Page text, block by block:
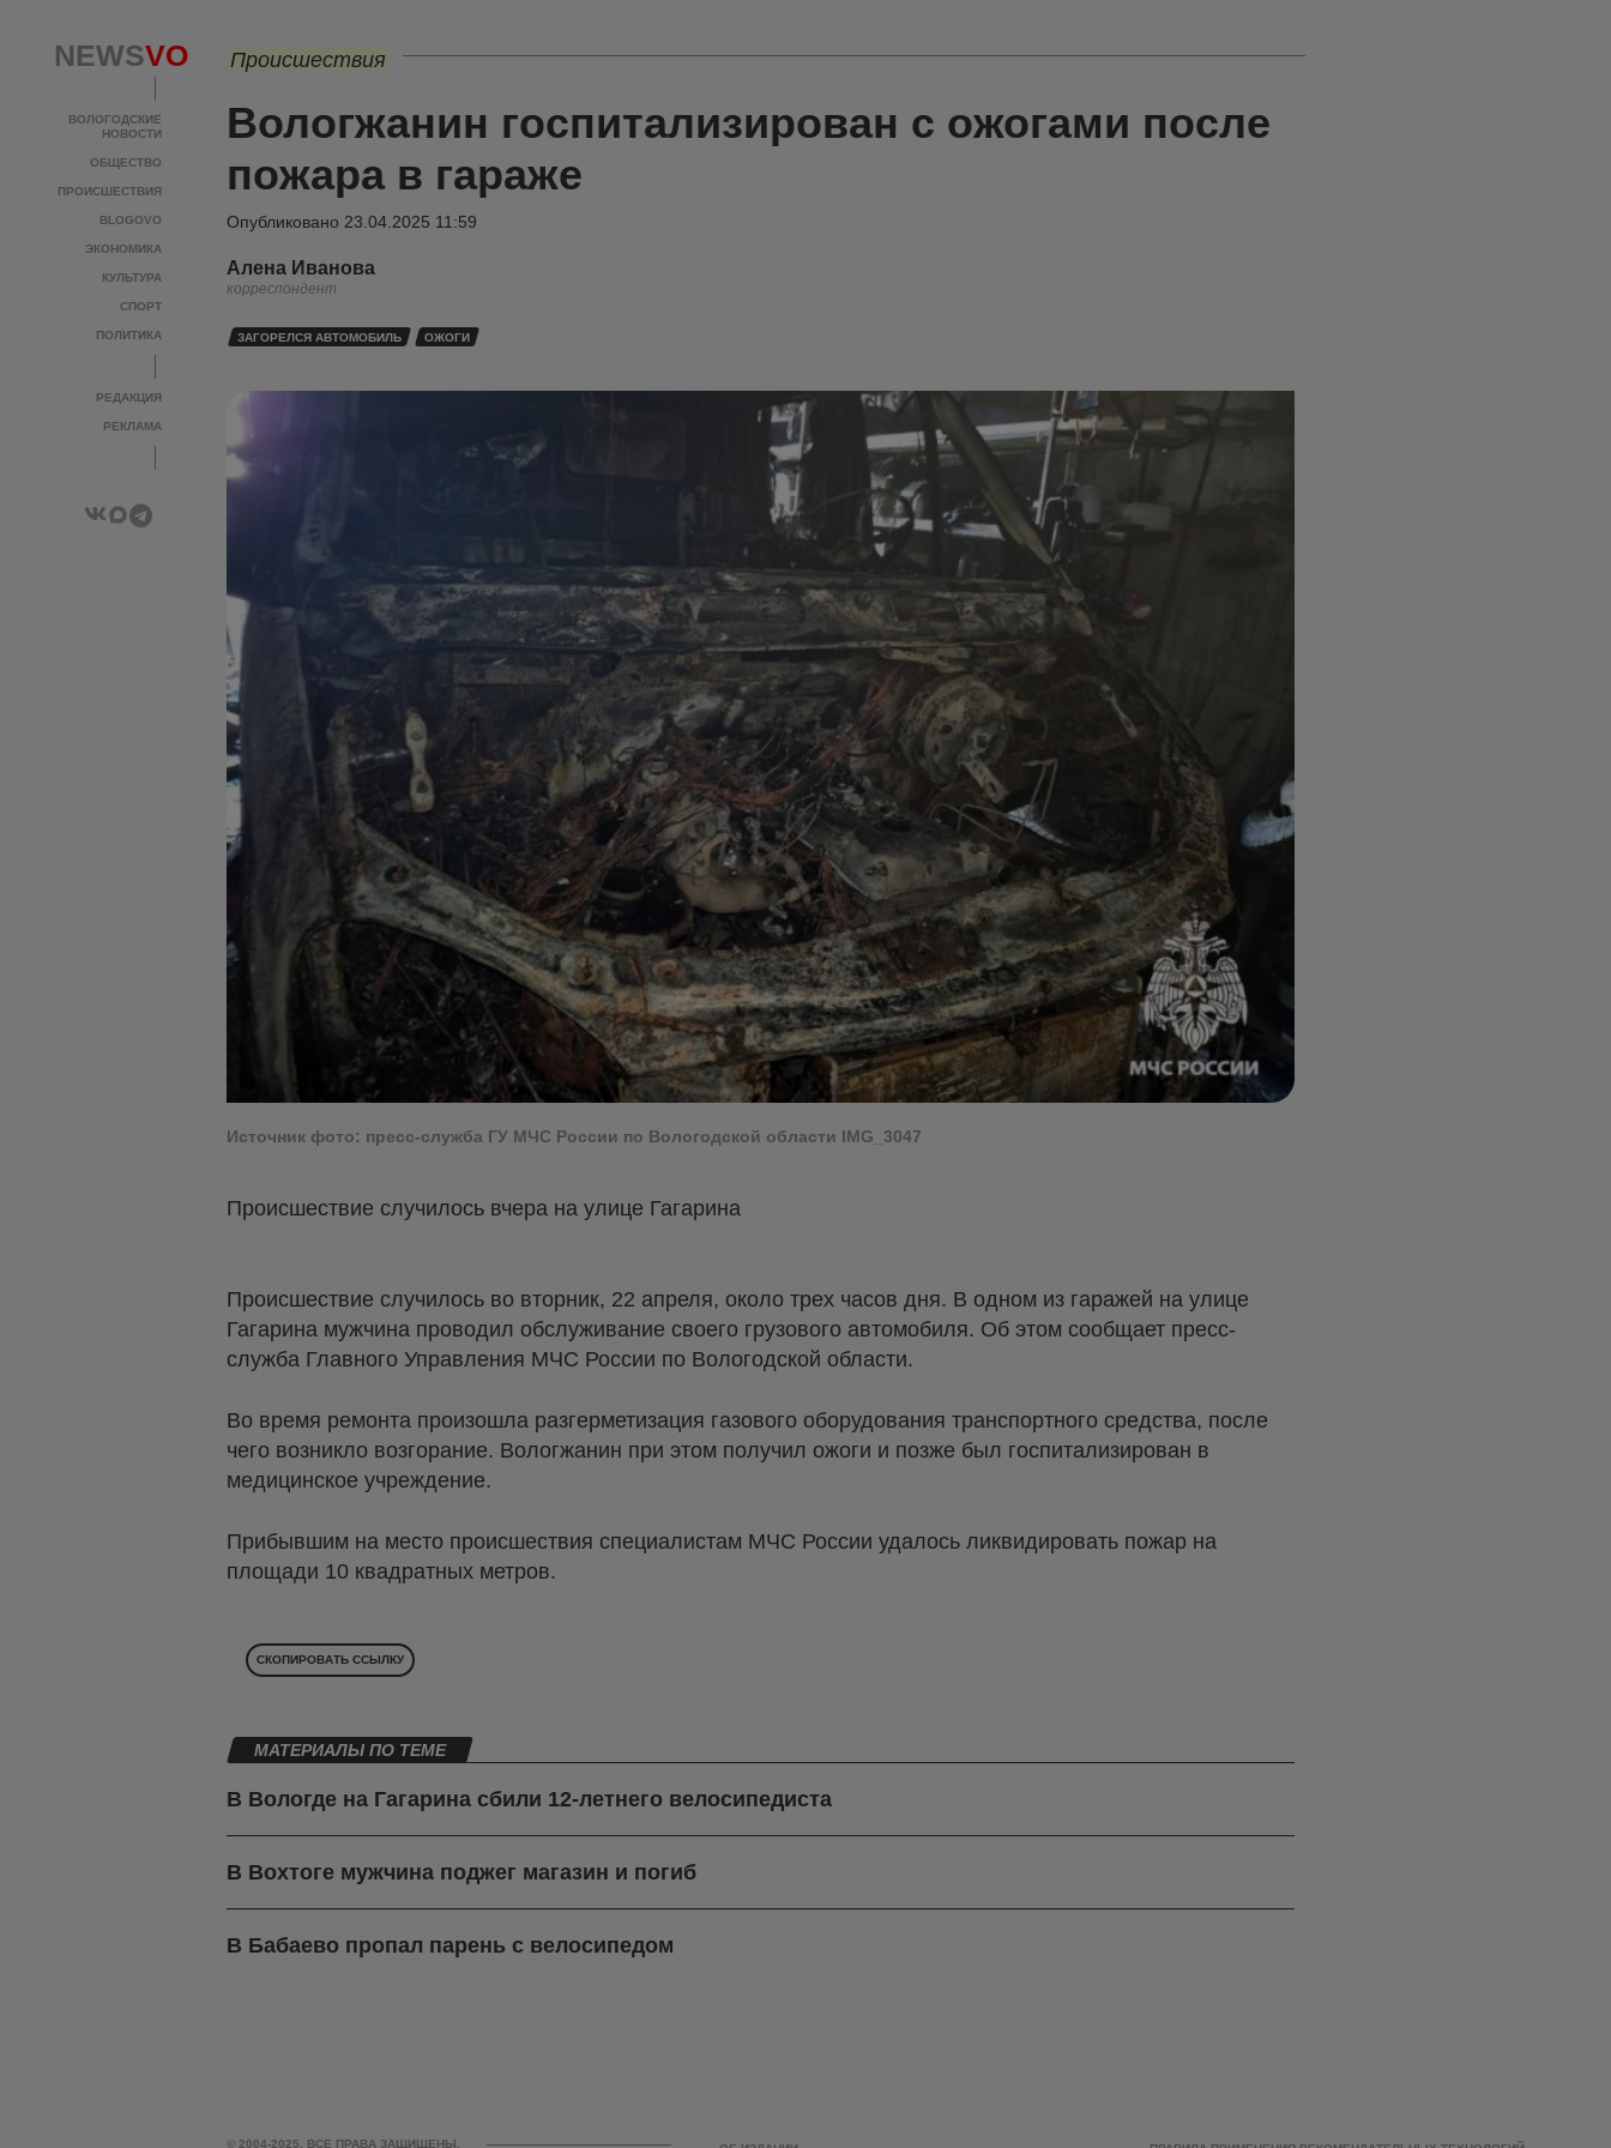
NEWSVO
ВОЛОГОДСКИЕ
НОВОСТИ
ОБЩЕСТВО
ПРОИСШЕСТВИЯ
BLOGOVO
ЭКОНОМИКА
КУЛЬТУРА
СПОРТ
ПОЛИТИКА
РЕДАКЦИЯ
РЕКЛАМА
Происшествия
Вологжанин госпитализирован с ожогами после
пожара в гараже
Опубликовано 23.04.2025 11:59
Алена Иванова
корреспондент
ЗАГОРЕЛСЯ АВТОМОБИЛЬ ОЖОГИ
Источник фото: пресс-служба ГУ МЧС России по Вологодской области IMG_3047
Происшествие случилось вчера на улице Гагарина
Происшествие случилось во вторник, 22 апреля, около трех часов дня. В одном из гаражей на улице
Гагарина мужчина проводил обслуживание своего грузового автомобиля. Об этом сообщает пресс-
служба Главного Управления МЧС России по Вологодской области.
Во время ремонта произошла разгерметизация газового оборудования транспортного средства, после
чего возникло возгорание. Вологжанин при этом получил ожоги и позже был госпитализирован в
медицинское учреждение.
Прибывшим на место происшествия специалистам МЧС России удалось ликвидировать пожар на
площади 10 квадратных метров.
СКОПИРОВАТЬ ССЫЛКУ
МАТЕРИАЛЫ ПО ТЕМЕ
В Вологде на Гагарина сбили 12-летнего велосипедиста
В Вохтоге мужчина поджег магазин и погиб
В Бабаево пропал парень с велосипедом
© 2004-2025. ВСЕ ПРАВА ЗАЩИЩЕНЫ.